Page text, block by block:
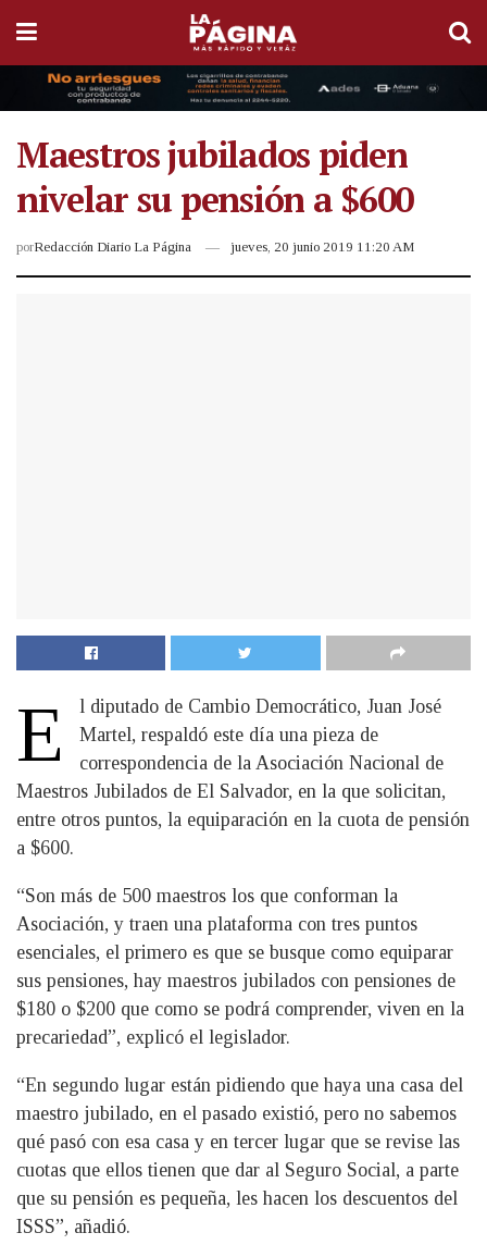
Maestros jubilados piden
nivelar su pensión a $600
porRedacción Diario La Página jueves, 20 junio 2019 11:20 AM
E
l diputado de Cambio Democrático, Juan José
Martel, respaldó este día una pieza de
correspondencia de la Asociación Nacional de
Maestros Jubilados de El Salvador, en la que solicitan,
entre otros puntos, la equiparación en la cuota de pensión
a $600.
“Son más de 500 maestros los que conforman la
Asociación, y traen una plataforma con tres puntos
esenciales, el primero es que se busque como equiparar
sus pensiones, hay maestros jubilados con pensiones de
$180 o $200 que como se podrá comprender, viven en la
precariedad”, explicó el legislador.
“En segundo lugar están pidiendo que haya una casa del
maestro jubilado, en el pasado existió, pero no sabemos
qué pasó con esa casa y en tercer lugar que se revise las
cuotas que ellos tienen que dar al Seguro Social, a parte
que su pensión es pequeña, les hacen los descuentos del
ISSS”, añadió.